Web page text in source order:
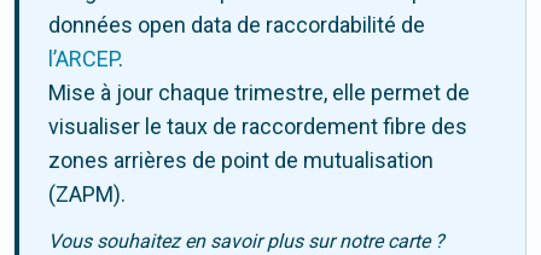
données open data de raccordabilité de
l’ARCEP.
Mise à jour chaque trimestre, elle permet de
visualiser le taux de raccordement fibre des
zones arrières de point de mutualisation
(ZAPM).
Vous souhaitez en savoir plus sur notre carte ?